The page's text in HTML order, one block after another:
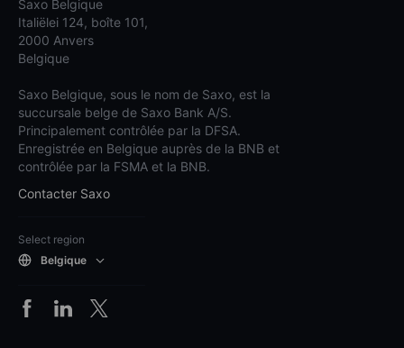
Saxo Belgique
Italiëlei 124, boîte 101,
2000 Anvers
Belgique
Saxo Belgique, sous le nom de Saxo, est la
succursale belge de Saxo Bank A/S.
Principalement contrôlée par la DFSA.
Enregistrée en Belgique auprès de la BNB et
contrôlée par la FSMA et la BNB.
Contacter Saxo
Select region
Belgique